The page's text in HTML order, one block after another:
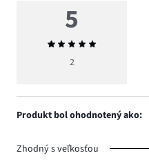
5
Priemerné
hodnotenie
2
Produkt bol ohodnotený ako:
Zhodný s veľkosťou